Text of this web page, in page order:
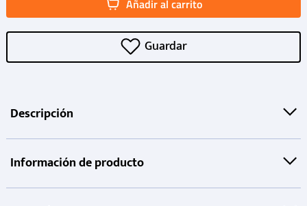
Añadir al carrito
Descripción
Información de producto